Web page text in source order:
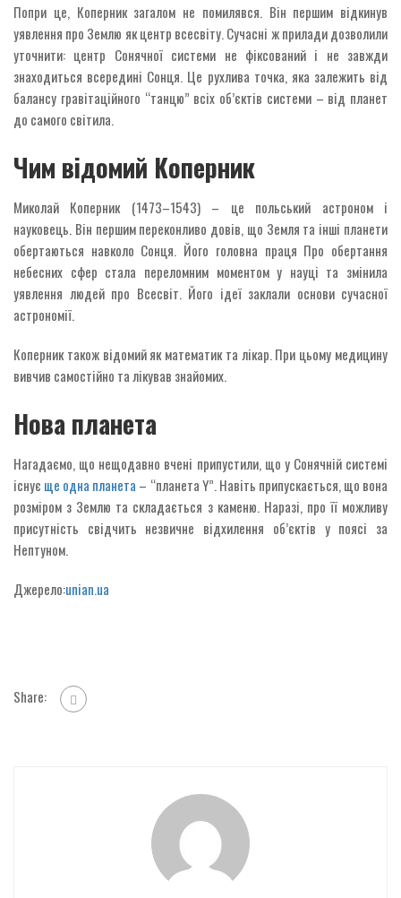
Попри це, Коперник загалом не помилявся. Він першим відкинув
уявлення про Землю як центр всесвіту. Сучасні ж прилади дозволили
уточнити: центр Сонячної системи не фіксований і не завжди
знаходиться всередині Сонця. Це рухлива точка, яка залежить від
балансу гравітаційного “танцю” всіх об’єктів системи – від планет
до самого світила.
Чим відомий Коперник
Миколай Коперник (1473–1543) – це польський астроном і
науковець. Він першим переконливо довів, що Земля та інші планети
обертаються навколо Сонця. Його головна праця Про обертання
небесних сфер стала переломним моментом у науці та змінила
уявлення людей про Всесвіт. Його ідеї заклали основи сучасної
астрономії.
Коперник також відомий як математик та лікар. При цьому медицину
вивчив самостійно та лікував знайомих.
Нова планета
Нагадаємо, що нещодавно вчені припустили, що у Сонячній системі
існує ще одна планета – “планета Y”. Навіть припускається, що вона
розміром з Землю та складається з каменю. Наразі, про її можливу
присутність свідчить незвичне відхилення об’єктів у поясі за
Нептуном.
Джерело:unian.ua
Share: